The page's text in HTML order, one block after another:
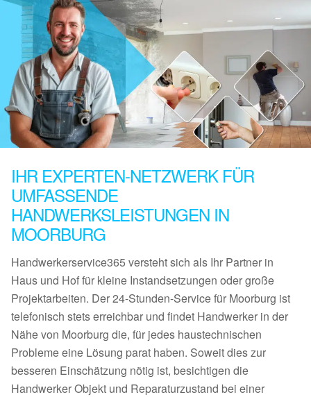
IHR EXPERTEN-NETZWERK FÜR
UMFASSENDE
HANDWERKSLEISTUNGEN IN
MOORBURG
Handwerkerservice365 versteht sich als Ihr Partner in
Haus und Hof für kleine Instandsetzungen oder große
Projektarbeiten. Der 24-Stunden-Service für Moorburg ist
telefonisch stets erreichbar und findet Handwerker in der
Nähe von Moorburg die, für jedes haustechnischen
Probleme eine Lösung parat haben. Soweit dies zur
besseren Einschätzung nötig ist, besichtigen die
Handwerker Objekt und Reparaturzustand bei einer